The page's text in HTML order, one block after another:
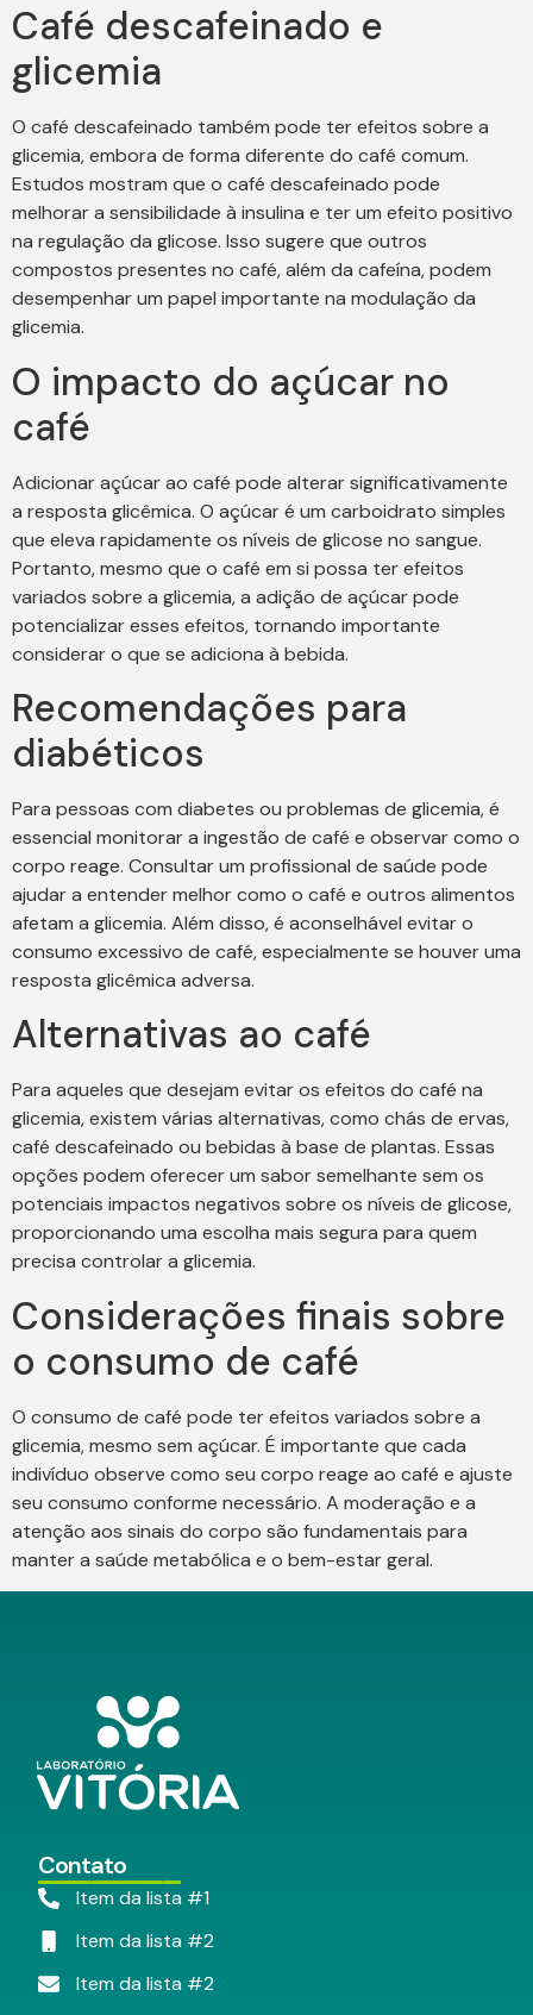
Café descafeinado e
glicemia
O café descafeinado também pode ter efeitos sobre a
glicemia, embora de forma diferente do café comum.
Estudos mostram que o café descafeinado pode
melhorar a sensibilidade à insulina e ter um efeito positivo
na regulação da glicose. Isso sugere que outros
compostos presentes no café, além da cafeína, podem
desempenhar um papel importante na modulação da
glicemia.
O impacto do açúcar no
café
Adicionar açúcar ao café pode alterar significativamente
a resposta glicêmica. O açúcar é um carboidrato simples
que eleva rapidamente os níveis de glicose no sangue.
Portanto, mesmo que o café em si possa ter efeitos
variados sobre a glicemia, a adição de açúcar pode
potencializar esses efeitos, tornando importante
considerar o que se adiciona à bebida.
Recomendações para
diabéticos
Para pessoas com diabetes ou problemas de glicemia, é
essencial monitorar a ingestão de café e observar como o
corpo reage. Consultar um profissional de saúde pode
ajudar a entender melhor como o café e outros alimentos
afetam a glicemia. Além disso, é aconselhável evitar o
consumo excessivo de café, especialmente se houver uma
resposta glicêmica adversa.
Alternativas ao café
Para aqueles que desejam evitar os efeitos do café na
glicemia, existem várias alternativas, como chás de ervas,
café descafeinado ou bebidas à base de plantas. Essas
opções podem oferecer um sabor semelhante sem os
potenciais impactos negativos sobre os níveis de glicose,
proporcionando uma escolha mais segura para quem
precisa controlar a glicemia.
Considerações finais sobre
o consumo de café
O consumo de café pode ter efeitos variados sobre a
glicemia, mesmo sem açúcar. É importante que cada
indivíduo observe como seu corpo reage ao café e ajuste
seu consumo conforme necessário. A moderação e a
atenção aos sinais do corpo são fundamentais para
manter a saúde metabólica e o bem-estar geral.
Contato
Item da lista #1
Item da lista #2
Item da lista #2